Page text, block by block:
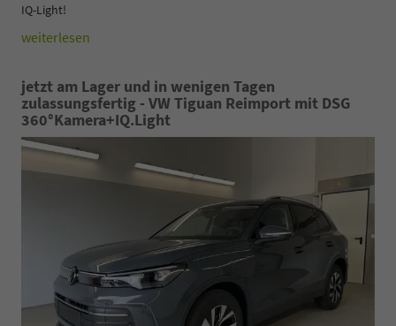
IQ-Light!
weiterlesen
jetzt am Lager und in wenigen Tagen
zulassungsfertig - VW Tiguan Reimport mit DSG
360°Kamera+IQ.Light